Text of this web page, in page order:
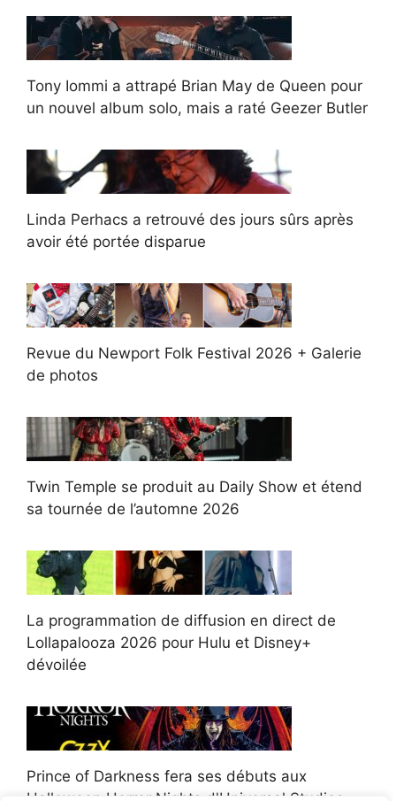
Tony Iommi a attrapé Brian May de Queen pour
un nouvel album solo, mais a raté Geezer Butler
Linda Perhacs a retrouvé des jours sûrs après
avoir été portée disparue
Revue du Newport Folk Festival 2026 + Galerie
de photos
Twin Temple se produit au Daily Show et étend
sa tournée de l’automne 2026
La programmation de diffusion en direct de
Lollapalooza 2026 pour Hulu et Disney+
dévoilée
Prince of Darkness fera ses débuts aux